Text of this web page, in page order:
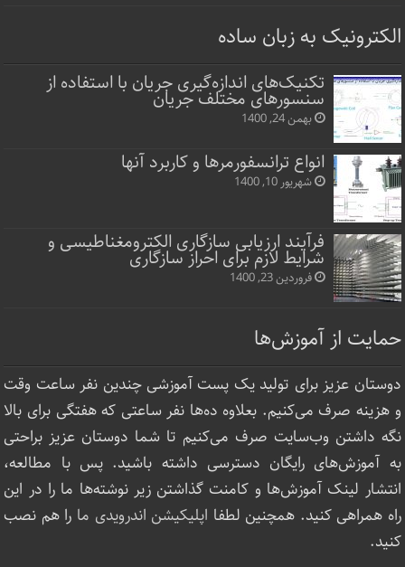
الکترونیک به زبان ساده
تکنیک‌های اندازه‌گیری جریان با استفاده از
سنسورهای مختلف جریان
بهمن 24, 1400
انواع ترانسفورمرها و کاربرد آنها
شهریور 10, 1400
فرآیند ارزیابی سازگاری الکترومغناطیسی و
شرایط لازم برای احراز سازگاری
فروردین 23, 1400
حمایت از آموزش‌ها
دوستان عزیز برای تولید یک پست آموزشی چندین نفر ساعت‌ وقت
و هزینه صرف می‌کنیم. بعلاوه ده‌ها نفر ساعتی که هفتگی برای بالا
نگه داشتن وب‌سایت صرف ‌می‌کنیم تا شما دوستان عزیز براحتی
به آموزش‌های رایگان دسترسی داشته باشید. پس با مطالعه،
انتشار لینک‌ آموزش‌ها و کامنت گذاشتن زیر نوشته‌‌ها ما را در این
راه همراهی کنید. همچنین لطفا اپلیکیشن اندرویدی ما را هم نصب
کنید.